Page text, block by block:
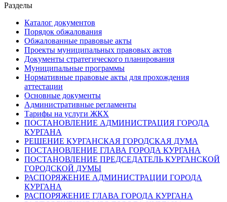
Разделы
Каталог документов
Порядок обжалования
Обжалованные правовые акты
Проекты муниципальных правовых актов
Документы стратегического планирования
Муниципальные программы
Нормативные правовые акты для прохождения
аттестации
Основные документы
Административные регламенты
Тарифы на услуги ЖКХ
ПОСТАНОВЛЕНИЕ АДМИНИСТРАЦИЯ ГОРОДА
КУРГАНА
РЕШЕНИЕ КУРГАНСКАЯ ГОРОДСКАЯ ДУМА
ПОСТАНОВЛЕНИЕ ГЛАВА ГОРОДА КУРГАНА
ПОСТАНОВЛЕНИЕ ПРЕДСЕДАТЕЛЬ КУРГАНСКОЙ
ГОРОДСКОЙ ДУМЫ
РАСПОРЯЖЕНИЕ АДМИНИСТРАЦИИ ГОРОДА
КУРГАНА
РАСПОРЯЖЕНИЕ ГЛАВА ГОРОДА КУРГАНА